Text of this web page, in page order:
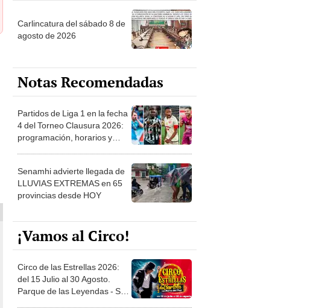
Carlincatura del sábado 8 de
agosto de 2026
Notas Recomendadas
Partidos de Liga 1 en la fecha
4 del Torneo Clausura 2026:
programación, horarios y
Senamhi advierte llegada de
LLUVIAS EXTREMAS en 65
provincias desde HOY
¡Vamos al Circo!
Circo de las Estrellas 2026:
del 15 Julio al 30 Agosto.
Parque de las Leyendas - San